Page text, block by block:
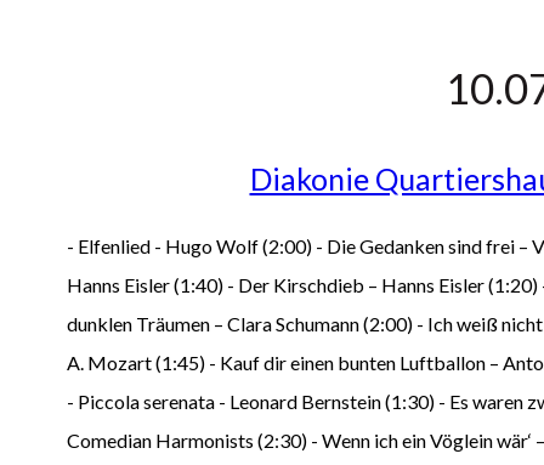
Diakonie
- Elfenlied - Hugo Wolf (2:00) - Die Gedanken sind frei –
Hanns Eisler (1:40) - Der Kirschdieb – Hanns Eisler
dunklen Träumen – Clara Schumann (2:00) - Ich weiß
A. Mozart (1:45) - Kauf dir einen bunten Luftballon –
- Piccola serenata - Leonard Bernstein (1:30) - Es
Comedian Harmonists (2:30) - Wenn ich ein Vöglein